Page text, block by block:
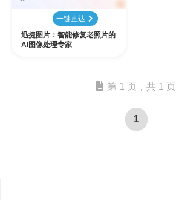
一键直达
迅捷图片：智能修复老照片的
AI图像处理专家
第 1 页，共 1 页
1